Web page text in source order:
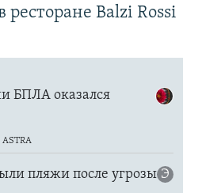
ресторане Balzi Rossi